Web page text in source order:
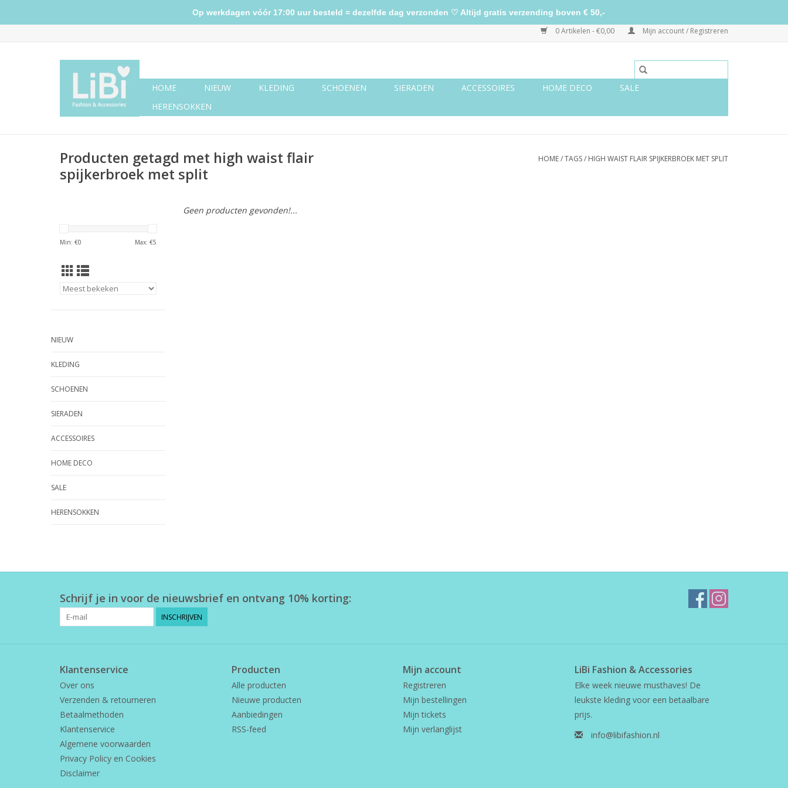
0 Artikelen - €0,00 Mijn account / Registreren
HOME NIEUW KLEDING SCHOENEN SIERADEN ACCESSOIRES HOME DECO
SALE
HERENSOKKEN
Producten getagd met high waist flair
spijkerbroek met split
HOME/TAGS/ HIGH WAIST FLAIR SPIJKERBROEK MET SPLIT
Min: €0 Max: €5
NIEUW
KLEDING
SCHOENEN
SIERADEN
ACCESSOIRES
HOME DECO
SALE
HERENSOKKEN
Geen producten gevonden!...
Schrijf je in voor de nieuwsbrief en ontvang 10% korting:
INSCHRIJVEN
Klantenservice
Over ons
Verzenden & retourneren
Betaalmethoden
Klantenservice
Algemene voorwaarden
Privacy Policy en Cookies
Disclaimer
Producten
Alle producten
Nieuwe producten
Aanbiedingen
RSS-feed
Mijn account
Registreren
Mijn bestellingen
Mijn tickets
Mijn verlanglijst
LiBi Fashion & Accessories
Elke week nieuwe musthaves! De
leukste kleding voor een betaalbare
prijs.
info@libifashion.nl
Op werkdagen vóór 17:00 uur besteld = dezelfde dag verzonden ♡ Altijd gratis verzending boven € 50,-